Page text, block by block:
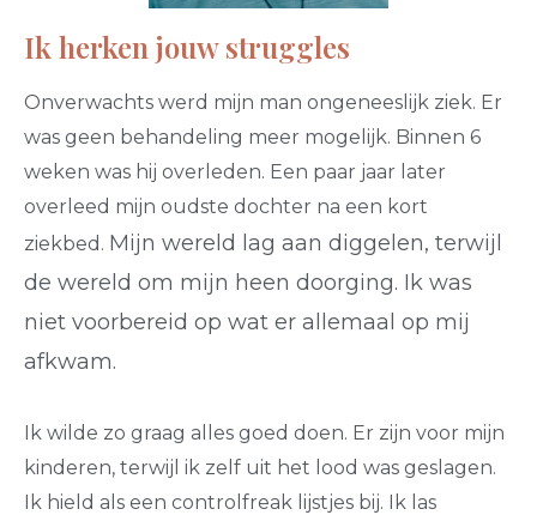
Ik herken jouw struggles
Onverwachts werd mijn man ongeneeslijk ziek. Er
was geen behandeling meer mogelijk. Binnen 6
weken was hij overleden. Een paar jaar later
overleed mijn oudste dochter na een kort
ziekbed. Mijn wereld lag aan diggelen, terwijl
de wereld om mijn heen doorging. Ik was
niet voorbereid op wat er allemaal op mij
afkwam.
Ik wilde zo graag alles goed doen. Er zijn voor mijn
kinderen, terwijl ik zelf uit het lood was geslagen.
Ik hield als een controlfreak lijstjes bij. Ik las